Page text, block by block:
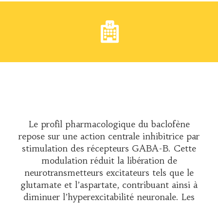
Le profil pharmacologique du baclofène
repose sur une action centrale inhibitrice par
stimulation des récepteurs GABA-B. Cette
modulation réduit la libération de
neurotransmetteurs excitateurs tels que le
glutamate et l’aspartate, contribuant ainsi à
diminuer l’hyperexcitabilité neuronale. Les